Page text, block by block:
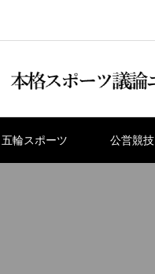
五輪スポーツ 公営競技